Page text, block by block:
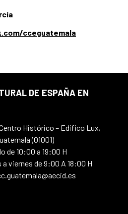
cceguatemala
DE ESPAÑA EN
Histórico – Edifico Lux,
(01001)
de 10:00 a 19:00 H
a viernes de 9:00 A 18:00 H